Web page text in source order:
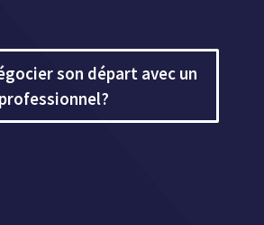
son départ avec un
professionnel?